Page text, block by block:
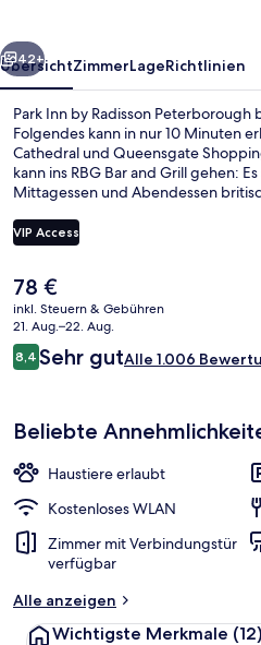
Weiter
42+
ÜbersichtZimmerLageRichtlinien
Park Inn by Radisson Peterborough
Folgendes kann in nur 10 Minuten
Cathedral und Queensgate
kann ins RBG Bar and Grill gehen:
Mittagessen und Abendessen
viel Gutes über das hilfsbereite
VIP Access
Der
aktuelle
Preis
beträgt
78 €.
78 €
inkl. Steuern & Gebühren
21. Aug.–22. Aug.
Bewertungen
8,48,4 von 10.
Sehr gutAlle 1.006
Beliebte
Haustiere erlaubt
Kostenloses WLAN
Zimmer mit Verbindungstür
verfügbar
Alle anzeigen
Wichtigste Merkmale (12)